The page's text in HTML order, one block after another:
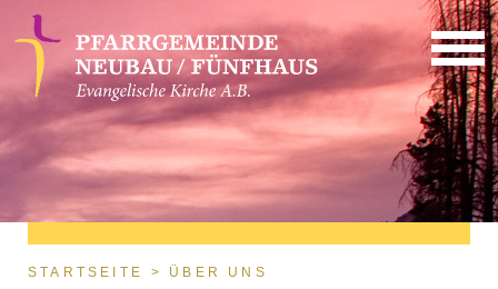
Direkt zum Inhalt
Sie sind hier
STARTSEITE ÜBER UNS